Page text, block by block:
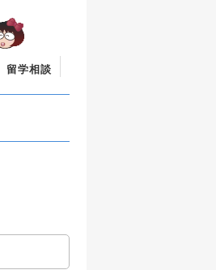
留学相談